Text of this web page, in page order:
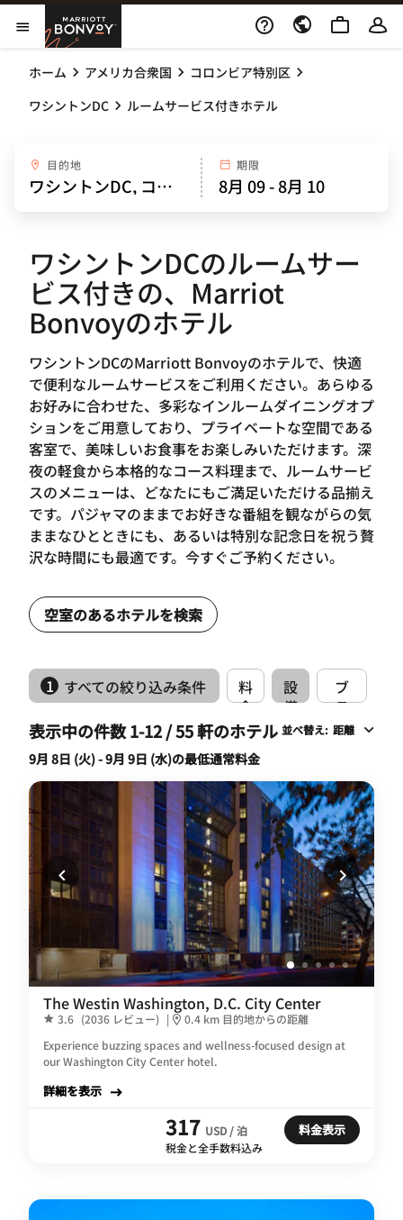
Skip to Content
メニューを開く
Marriott Bonvoy
ホーム アメリカ合衆国
コロンビア特別区
ワシントンDC
ルームサービス付きホテル
目的地 期限
ワシントンDCのルームサー
ビス付きの、Marriot
Bonvoyのホテル
ワシントンDCのMarriott Bonvoyのホテルで、快適
で便利なルームサービスをご利用ください。あらゆる
お好みに合わせた、多彩なインルームダイニングオプ
ションをご用意しており、プライベートな空間である
客室で、美味しいお食事をお楽しみいただけます。深
夜の軽食から本格的なコース料理まで、ルームサービ
スのメニューは、どなたにもご満足いただける品揃え
です。パジャマのままでお好きな番組を観ながらの気
ままなひとときにも、あるいは特別な記念日を祝う贅
沢な時間にも最適です。今すぐご予約ください。
空室のあるホテルを検索
1 すべての絞り込み条件
料
金
設
備
ブ
ラ
ン
表示中の件数 1-12 / 55 軒のホテル 並べ替え: 距離
9月 8日 (火) - 9月 9日 (水)の最低通常料金
The Westin Washington, D.C. City Center
3.6 (2036 レビュー) |
0.4 km 目的地からの距離
Experience buzzing spaces and wellness-focused design at
our Washington City Center hotel.
詳細を表示
317 USD / 泊
税金と全手数料込み
料金表示